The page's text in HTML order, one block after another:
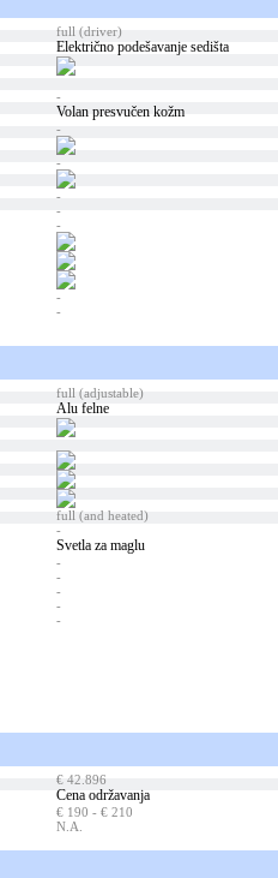
full (driver)
Električno podešavanje sedišta
-
Volan presvučen kožm
-
-
-
-
-
-
-
full (adjustable)
Alu felne
full (and heated)
-
Svetla za maglu
-
-
-
-
-
€ 42.896
Cena održavanja
€ 190 - € 210
N.A.